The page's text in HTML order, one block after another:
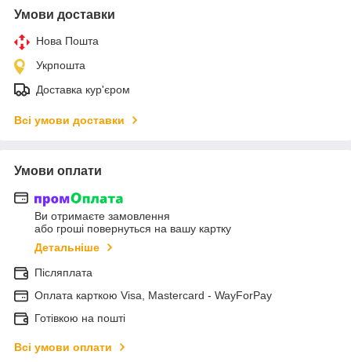
Умови доставки
Нова Пошта
Укрпошта
Доставка кур'єром
Всі умови доставки
Умови оплати
Ви отримаєте замовлення
або гроші повернуться на вашу картку
Детальніше
Післяплата
Оплата карткою Visa, Mastercard - WayForPay
Готівкою на пошті
Всі умови оплати